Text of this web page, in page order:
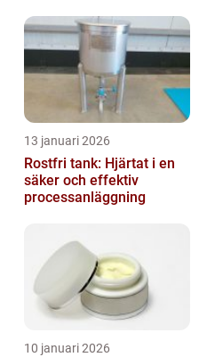
13 januari 2026
Rostfri tank: Hjärtat i en
säker och effektiv
processanläggning
10 januari 2026